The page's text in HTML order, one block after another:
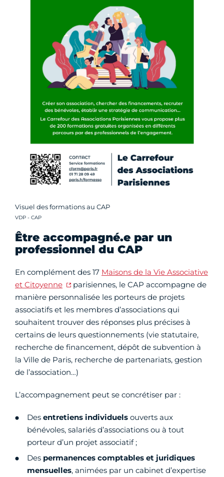
Visuel des formations au CAP
Crédit photo :
VDP - CAP
Être accompagné.e par un
professionnel du CAP
En complément des 17 Maisons de la Vie Associative
et Citoyenne
parisiennes, le CAP accompagne de
manière personnalisée les porteurs de projets
associatifs et les membres d’associations qui
souhaitent trouver des réponses plus précises à
certains de leurs questionnements (vie statutaire,
recherche de financement, dépôt de subvention à
la Ville de Paris, recherche de partenariats, gestion
de l’association…)
L’accompagnement peut se concrétiser par :
Des entretiens individuels ouverts aux
bénévoles, salariés d’associations ou à tout
porteur d’un projet associatif ;
Des permanences comptables et juridiques
mensuelles, animées par un cabinet d’expertise